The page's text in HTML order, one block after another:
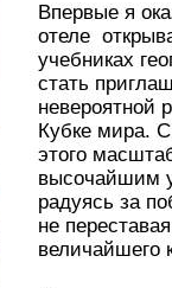
Впервые я
отеле
учебниках
стать
невероятной
Кубке мира.
этого
высочайшим
радуясь за
не
величайшего